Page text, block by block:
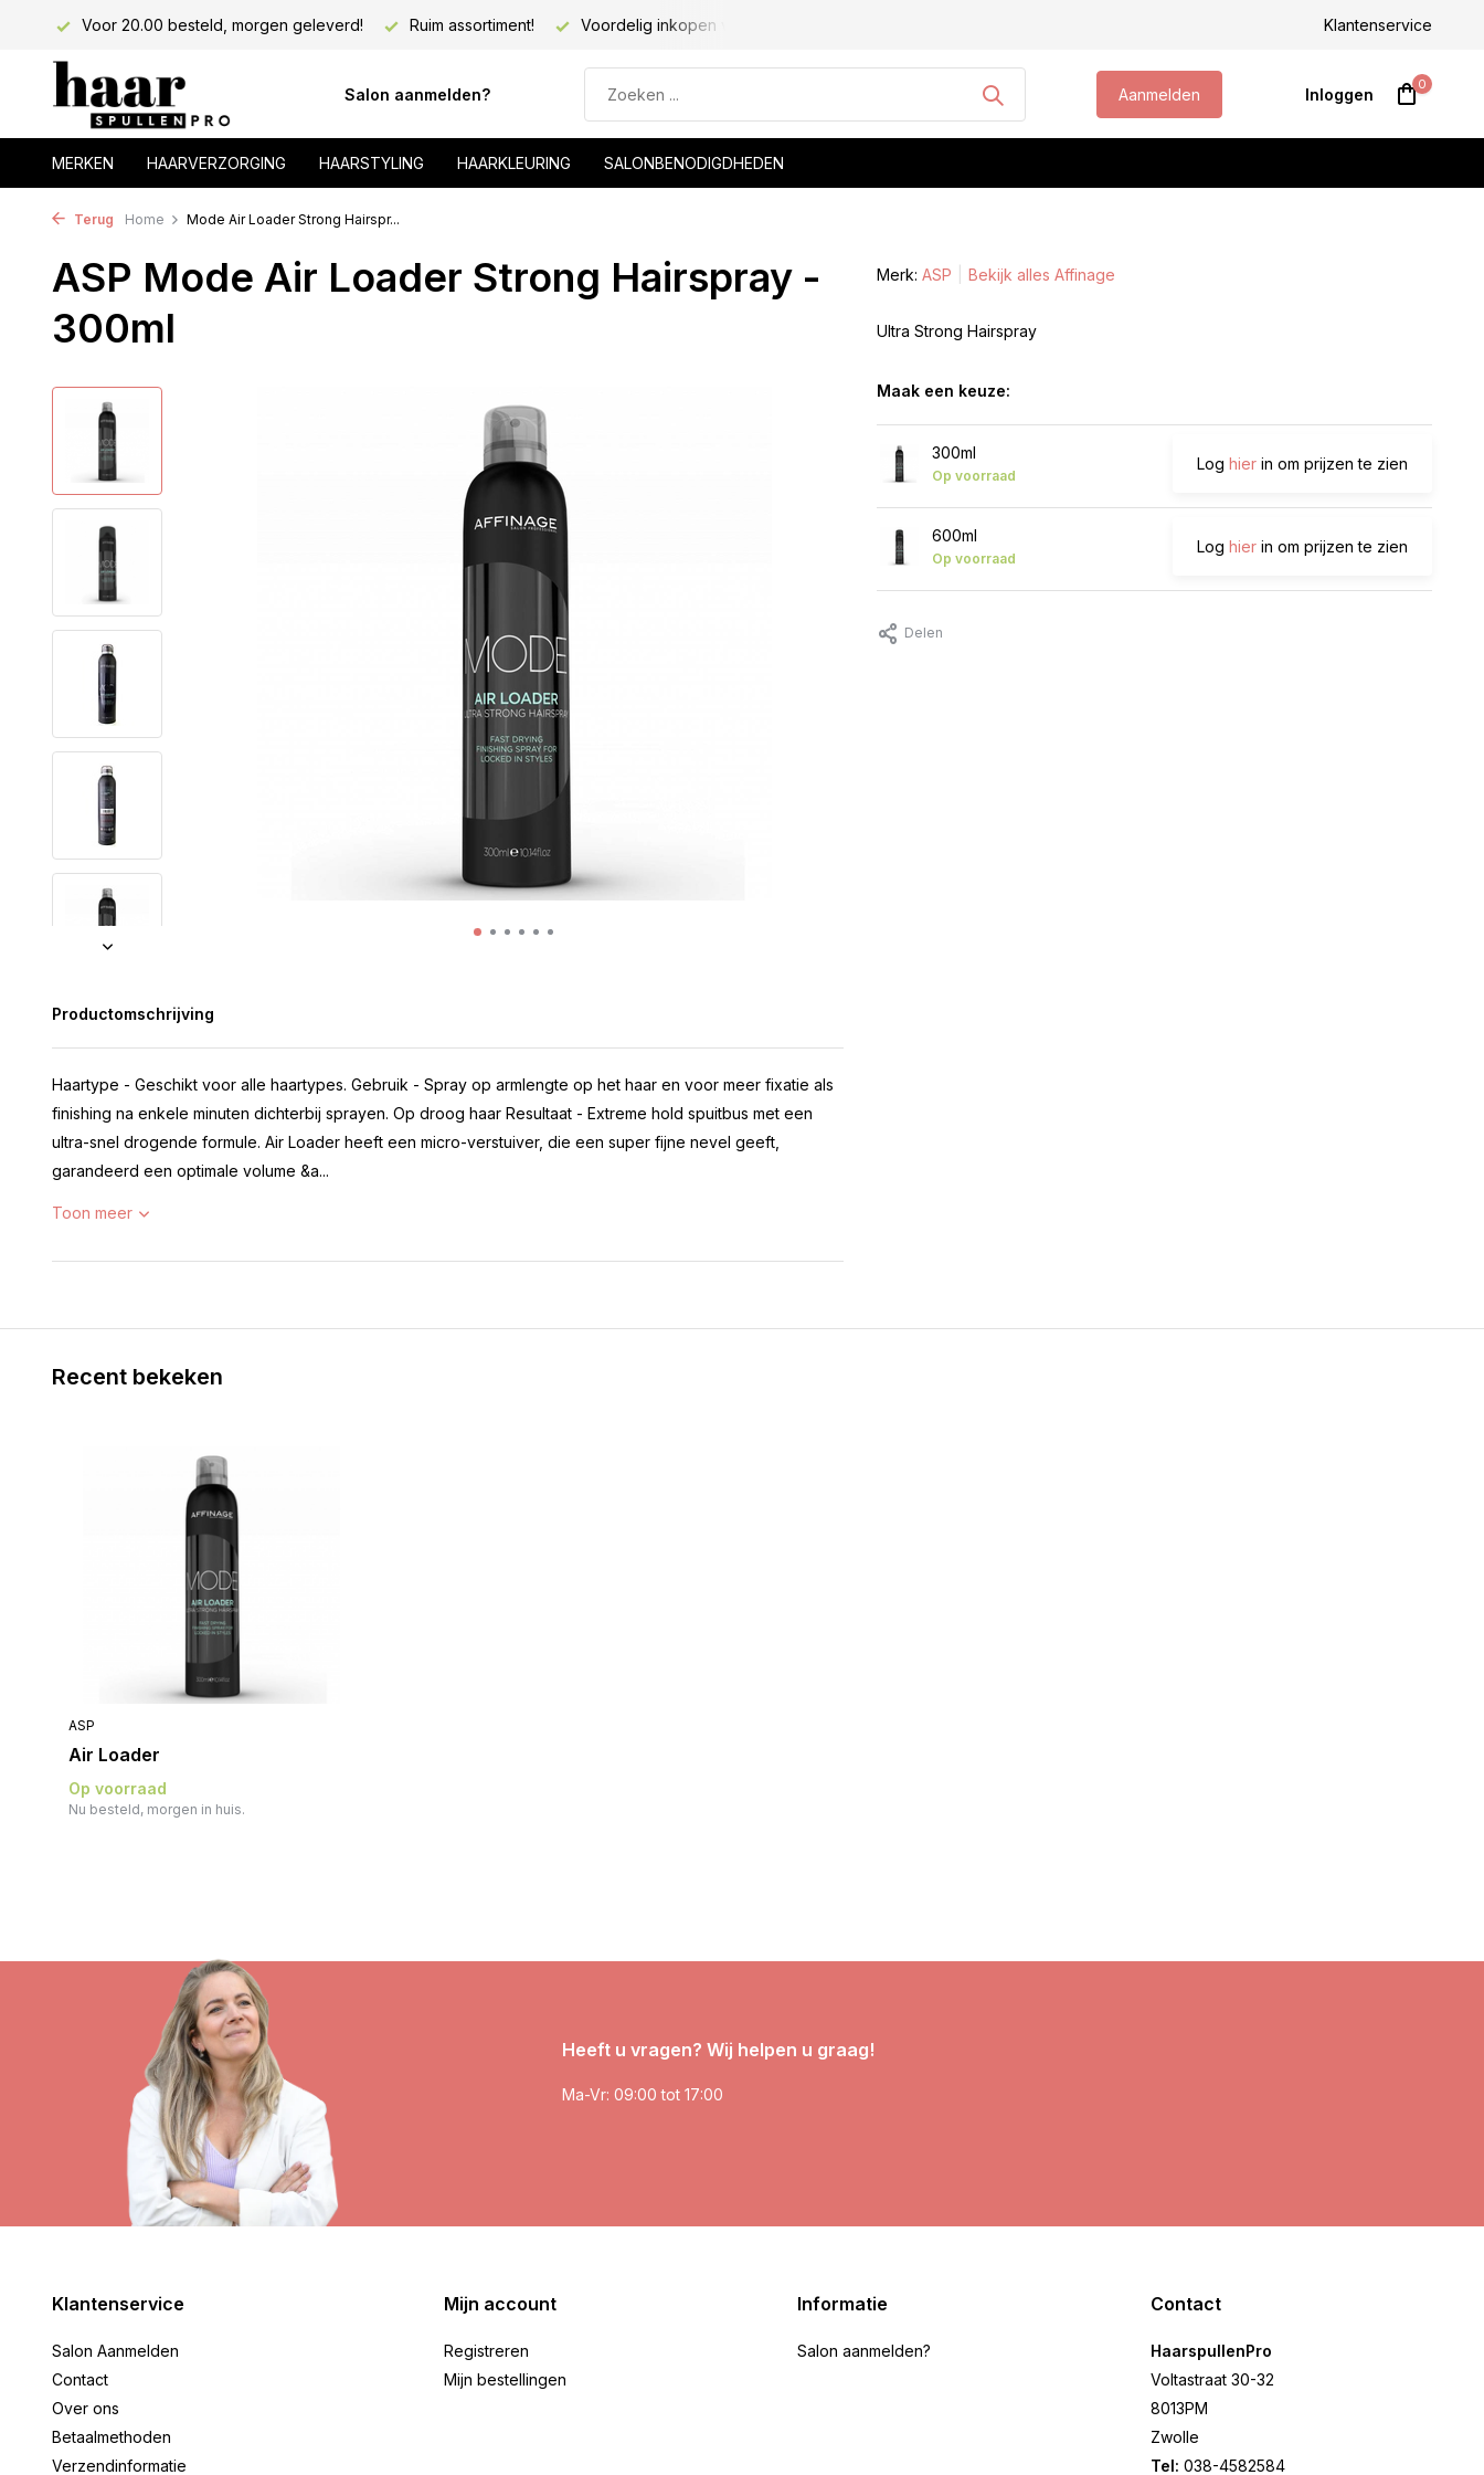
Voor 20.00 besteld, morgen geleverd! Ruim assortiment! Voordelig inkopen voor kapsalons! Klantenservice
Salon aanmelden? Aanmelden Inloggen
0
MERKEN HAARVERZORGING HAARSTYLING HAARKLEURING SALONBENODIGDHEDEN
Terug Home Mode Air Loader Strong Hairspr...
ASP Mode Air Loader Strong Hairspray -
300ml
Productomschrijving
Haartype - Geschikt voor alle haartypes. Gebruik - Spray op armlengte op het haar en voor meer fixatie als
finishing na enkele minuten dichterbij sprayen. Op droog haar Resultaat - Extreme hold spuitbus met een
ultra-snel drogende formule. Air Loader heeft een micro-verstuiver, die een super fijne nevel geeft,
garandeerd een optimale volume &a...
Toon meer
Merk: ASP Bekijk alles Affinage
Ultra Strong Hairspray
Maak een keuze:
300ml
Op voorraad
Log hierin om prijzen te zien
600ml
Op voorraad
Log hierin om prijzen te zien
Delen
Recent bekeken
ASP
Air Loader
Op voorraad
Nu besteld, morgen in huis.
Heeft u vragen? Wij helpen u graag!
Ma-Vr: 09:00 tot 17:00
Klantenservice
Salon Aanmelden
Contact
Over ons
Betaalmethoden
Verzendinformatie
Mijn account
Registreren
Mijn bestellingen
Informatie
Salon aanmelden?
Contact
HaarspullenPro
Voltastraat 30-32
8013PM
Zwolle
Tel: 038-4582584